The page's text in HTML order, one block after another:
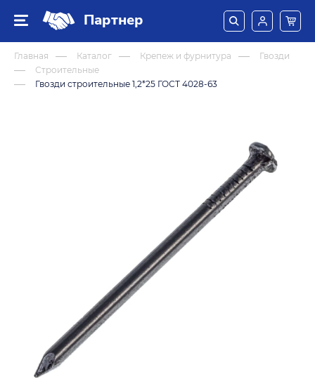
Партнер
Главная Каталог Крепеж и фурнитура
Гвозди
Строительные
Гвозди строительные 1,2*25 ГОСТ 4028-63